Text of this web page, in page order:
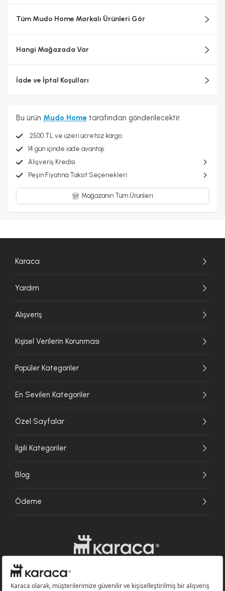
Tüm Mudo Home Markalı Ürünleri Gör
Hangi Mağazada Var
İade ve İptal Koşulları
Bu ürün Mudo Home tarafından gönderilecektir.
2500 TL ve üzeri ücretsiz kargo
14 gün içinde iade avantajı
Alışveriş Kredisi
Peşin Fiyatına Taksit Seçenekleri
Mağazanın Tüm Ürünleri
Karaca
Yardım
Alışveriş
Kişisel Verilerin Korunması
Popüler Kategoriler
En Sevilen Kategoriler
Özel Sayfalar
İlgili Kategoriler
Blog
Ödeme